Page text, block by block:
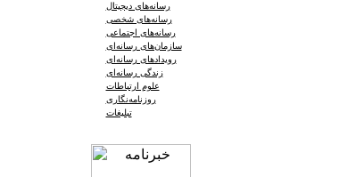
رسانه‌های دیجیتال
رسانه‌های شخصی
رسانه‌های اجتماعی
سازمان‌های رسانه‌ای
رویدادهای رسانه‌ای
زندگی رسانه‌ای
علوم ارتباطات
روزنامه‌نگاری
تبلیغات